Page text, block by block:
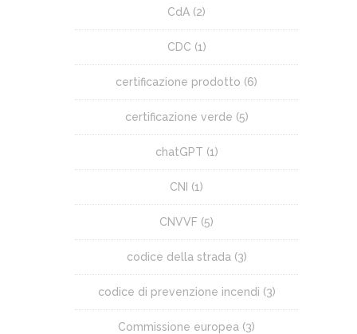
CdA (2)
CDC (1)
certificazione prodotto (6)
certificazione verde (5)
chatGPT (1)
CNI (1)
CNVVF (5)
codice della strada (3)
codice di prevenzione incendi (3)
Commissione europea (3)